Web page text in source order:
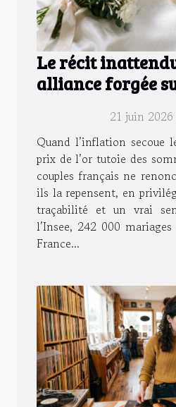
Le récit
alliance forgée
21 juin
Quand l’inflation secoue
prix de l’or tutoie des
couples français ne
ils la repensent, en
traçabilité et un vrai
l’Insee, 242 000
France...